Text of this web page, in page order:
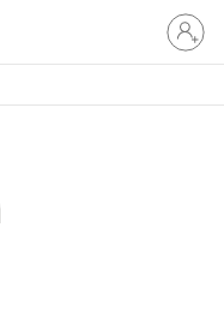
Sign
in
to
account